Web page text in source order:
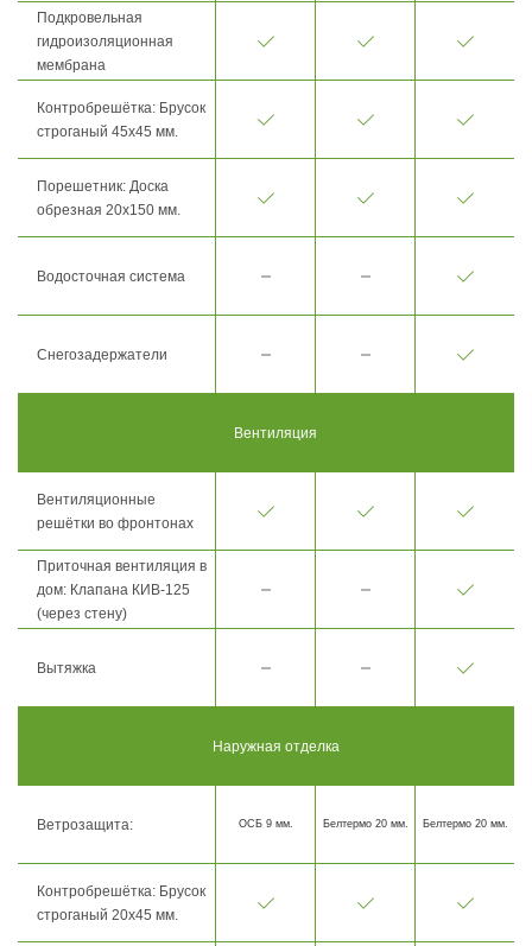
Подкровельная
гидроизоляционная
мембрана
Контробрешётка: Брусок
строганый 45х45 мм.
Порешетник: Доска
обрезная 20х150 мм.
Водосточная система
Снегозадержатели
Вентиляция
Вентиляционные
решётки во фронтонах
Приточная вентиляция в
дом: Клапана КИВ-125
(через стену)
Вытяжка
Наружная отделка
Ветрозащита: ОСБ 9 мм. Белтермо 20 мм. Белтермо 20 мм.
Контробрешётка: Брусок
строганый 20х45 мм.